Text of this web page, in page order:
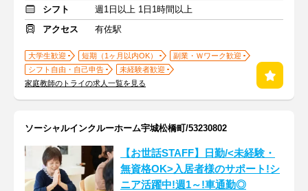
シフト
週1日以上 1日1時間以上
アクセス
有佐駅
大学生歓迎 短期（1ヶ月以内OK）
副業・Ｗワーク歓迎
シフト自由・自己申告
未経験者歓迎
家庭教師のトライの求人一覧を見る
ソーシャルインクルーホーム宇城松橋町/53230802
【お世話STAFF】日勤/<未経験・
無資格OK>入居者様のサポート!シ
ニア活躍中!週1～!車通勤◎